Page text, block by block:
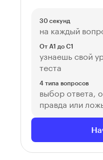
30 секунд
на каждый
От A1 до C1
узнаешь свой
теста
4 типа вопросов
выбор ответа,
правда или